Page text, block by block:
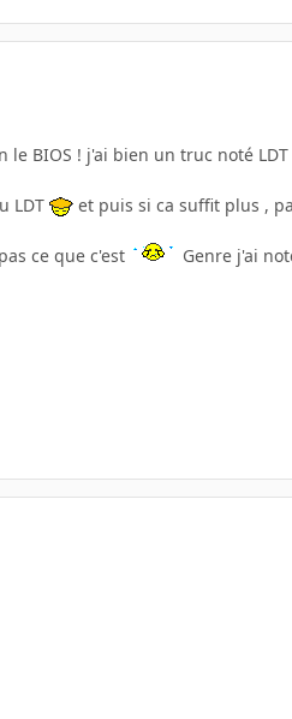
BIOS ! j'ai bien un truc noté LDT
LDT
et puis si ca suffit plus ,
ce que c'est
Genre j'ai